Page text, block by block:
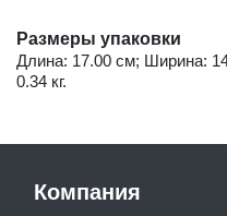
Размеры упаковки
Длина: 17.00 см; Ширина:
0.34 кг.
Компания